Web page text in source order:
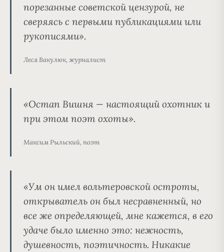
порезанные советской цензурой, не
сверяясь с первыми публикациями или
рукописями».
Леся Вакулюк, журналист
«Остап Вишня — настоящий охотник и
при этом поэт охоты».
Максим Рыльский, поэт
«Ум он имел вольтеровской остроты,
открыватель он был несравненный, но
все же определяющей, мне кажется, в его
удаче было именно это: нежность,
душевность, поэтичность. Никакие